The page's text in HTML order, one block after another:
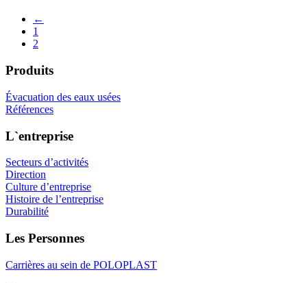
←
1
2
Produits
Évacuation des eaux usées
Références
L`entreprise
Secteurs d’activités
Direction
Culture d’entreprise
Histoire de l’entreprise
Durabilité
Les Personnes
Carrières au sein de POLOPLAST